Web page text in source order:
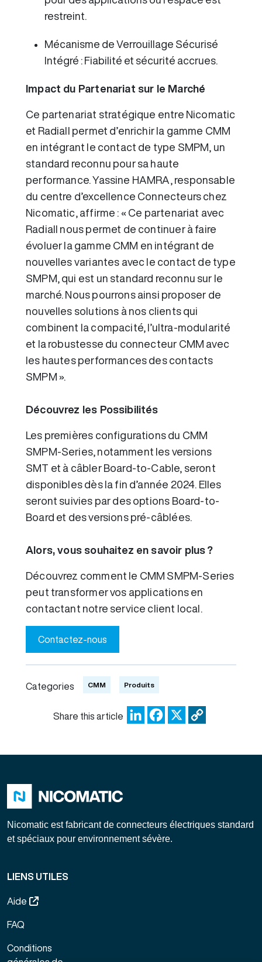
restreint.
Mécanisme de Verrouillage Sécurisé
Intégré : Fiabilité et sécurité accrues.
Impact du Partenariat sur le Marché
Ce partenariat stratégique entre Nicomatic
et Radiall permet d’enrichir la gamme CMM
en intégrant le contact de type SMPM, un
standard reconnu pour sa haute
performance. Yassine HAMRA, responsable
du centre d’excellence Connecteurs chez
Nicomatic, affirme : « Ce partenariat avec
Radiall nous permet de continuer à faire
évoluer la gamme CMM en intégrant de
nouvelles variantes avec le contact de type
SMPM, qui est un standard reconnu sur le
marché. Nous pourrons ainsi proposer de
nouvelles solutions à nos clients qui
combinent la compacité, l’ultra-modularité
et la robustesse du connecteur CMM avec
les hautes performances des contacts
SMPM ».
Découvrez les Possibilités
Les premières configurations du CMM
SMPM-Series, notamment les versions
SMT et à câbler Board-to-Cable, seront
disponibles dès la fin d’année 2024. Elles
seront suivies par des options Board-to-
Board et des versions pré-câblées.
Alors, vous souhaitez en savoir plus ?
Découvrez comment le CMM SMPM-Series
peut transformer vos applications en
contactant notre service client local.
Contactez-nous
Categories CMM Produits
Share this article LinkedInFacebook
Nicomatic est fabricant de connecteurs électriques standard
et spéciaux pour environnement sévère.
LIENS UTILES
Aide
FAQ
Conditions